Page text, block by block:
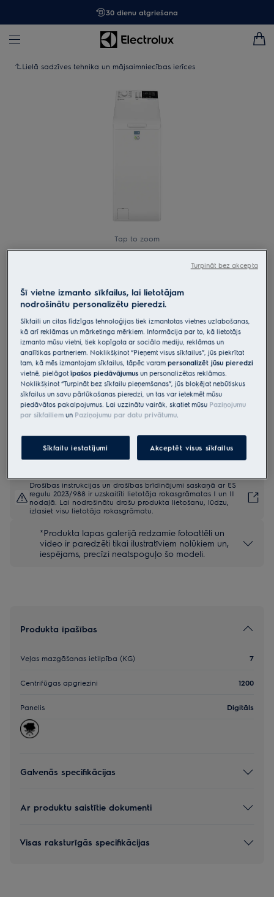
30 dienu atgriešana
Lielā sadzīves tehnika un mājsaimniecības ierīces
Tap to zoom
EW6T4272E
Veļas mašīna , 600.sērija
„SensiCare“ , ietilpība 7kg
4.9 (55)
Ražojuma informācijas lapa
Priekšrocības
600. sērijas veļas mazgājama mašīna ar SensiCare pielāgo
iestatījumus, lai apģērbs kalpotu ilgāk.
SensiCare sistēma pielāgo cikla garumu atbilstoši ievietotās veļas
daudzumam.
Ar SoftPlus veļa tiek rūpīgi izmērcēta veļas mīkstinātājā, perfekti
Drošības instrukcijas un drošības brīdinājumi saskaņā ar ES
regulu 2023/988 ir uzskaitīti lietotāja rokasgrāmatas I un II
nodaļā. Lai nodrošinātu drošu produkta lietošanu, lūdzu,
izlasiet visu lietotāja rokasgrāmatu.
*Produkta lapas galerijā redzamie fotoattēli un
video ir paredzēti tikai ilustratīviem nolūkiem un,
iespējams, precīzi neatspoguļo šo modeli.
Produkta īpašības
Veļas mazgāšanas ietilpība (KG) 7
Centrifūgas apgriezini 1200
Panelis Digitāls
Galvenās specifikācijas
Ar produktu saistītie dokumenti
Visas raksturīgās specifikācijas
Šī vietne izmanto sīkfailus, lai lietotājam
nodrošinātu personalizētu pieredzi.
Sīkfaili un citas līdzīgas tehnoloģijas tiek izmantotas vietnes uzlabošanas,
kā arī reklāmas un mārketinga mērķiem. Informācija par to, kā lietotājs
izmanto mūsu vietni, tiek kopīgota ar sociālo mediju, reklāmas un
analītikas partneriem. Noklikšķinot “Pieņemt visus sīkfailus”, jūs piekrītat
tam, kā mēs izmantojam sīkfailus, tāpēc varampersonalizēt jūsu pieredzi
vietnē, pielāgotīpašos piedāvājumus un personalizētas reklāmas.
Noklikšķinot “Turpināt bez sīkfailu pieņemšanas”, jūs bloķējat nebūtiskus
sīkfailus un savu pārlūkošanas pieredzi, un tas var ietekmēt mūsu
piedāvātos pakalpojumus. Lai uzzinātu vairāk, skatiet mūsu Paziņojumu
par sīkfailiem un Paziņojumu par datu privātumu
Sīkfailu iestatījumi Akceptēt visus sīkfailus
Turpināt bez akcepta